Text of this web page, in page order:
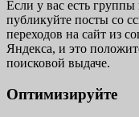
Если у вас есть группы
публикуйте посты со
переходов на сайт из
Яндекса, и это
поисковой выдаче.
Оптимизируйте